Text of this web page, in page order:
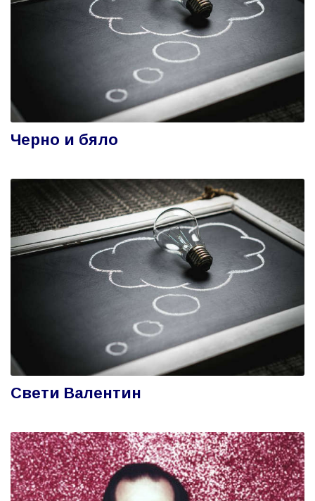
Черно и бяло
Свети Валентин